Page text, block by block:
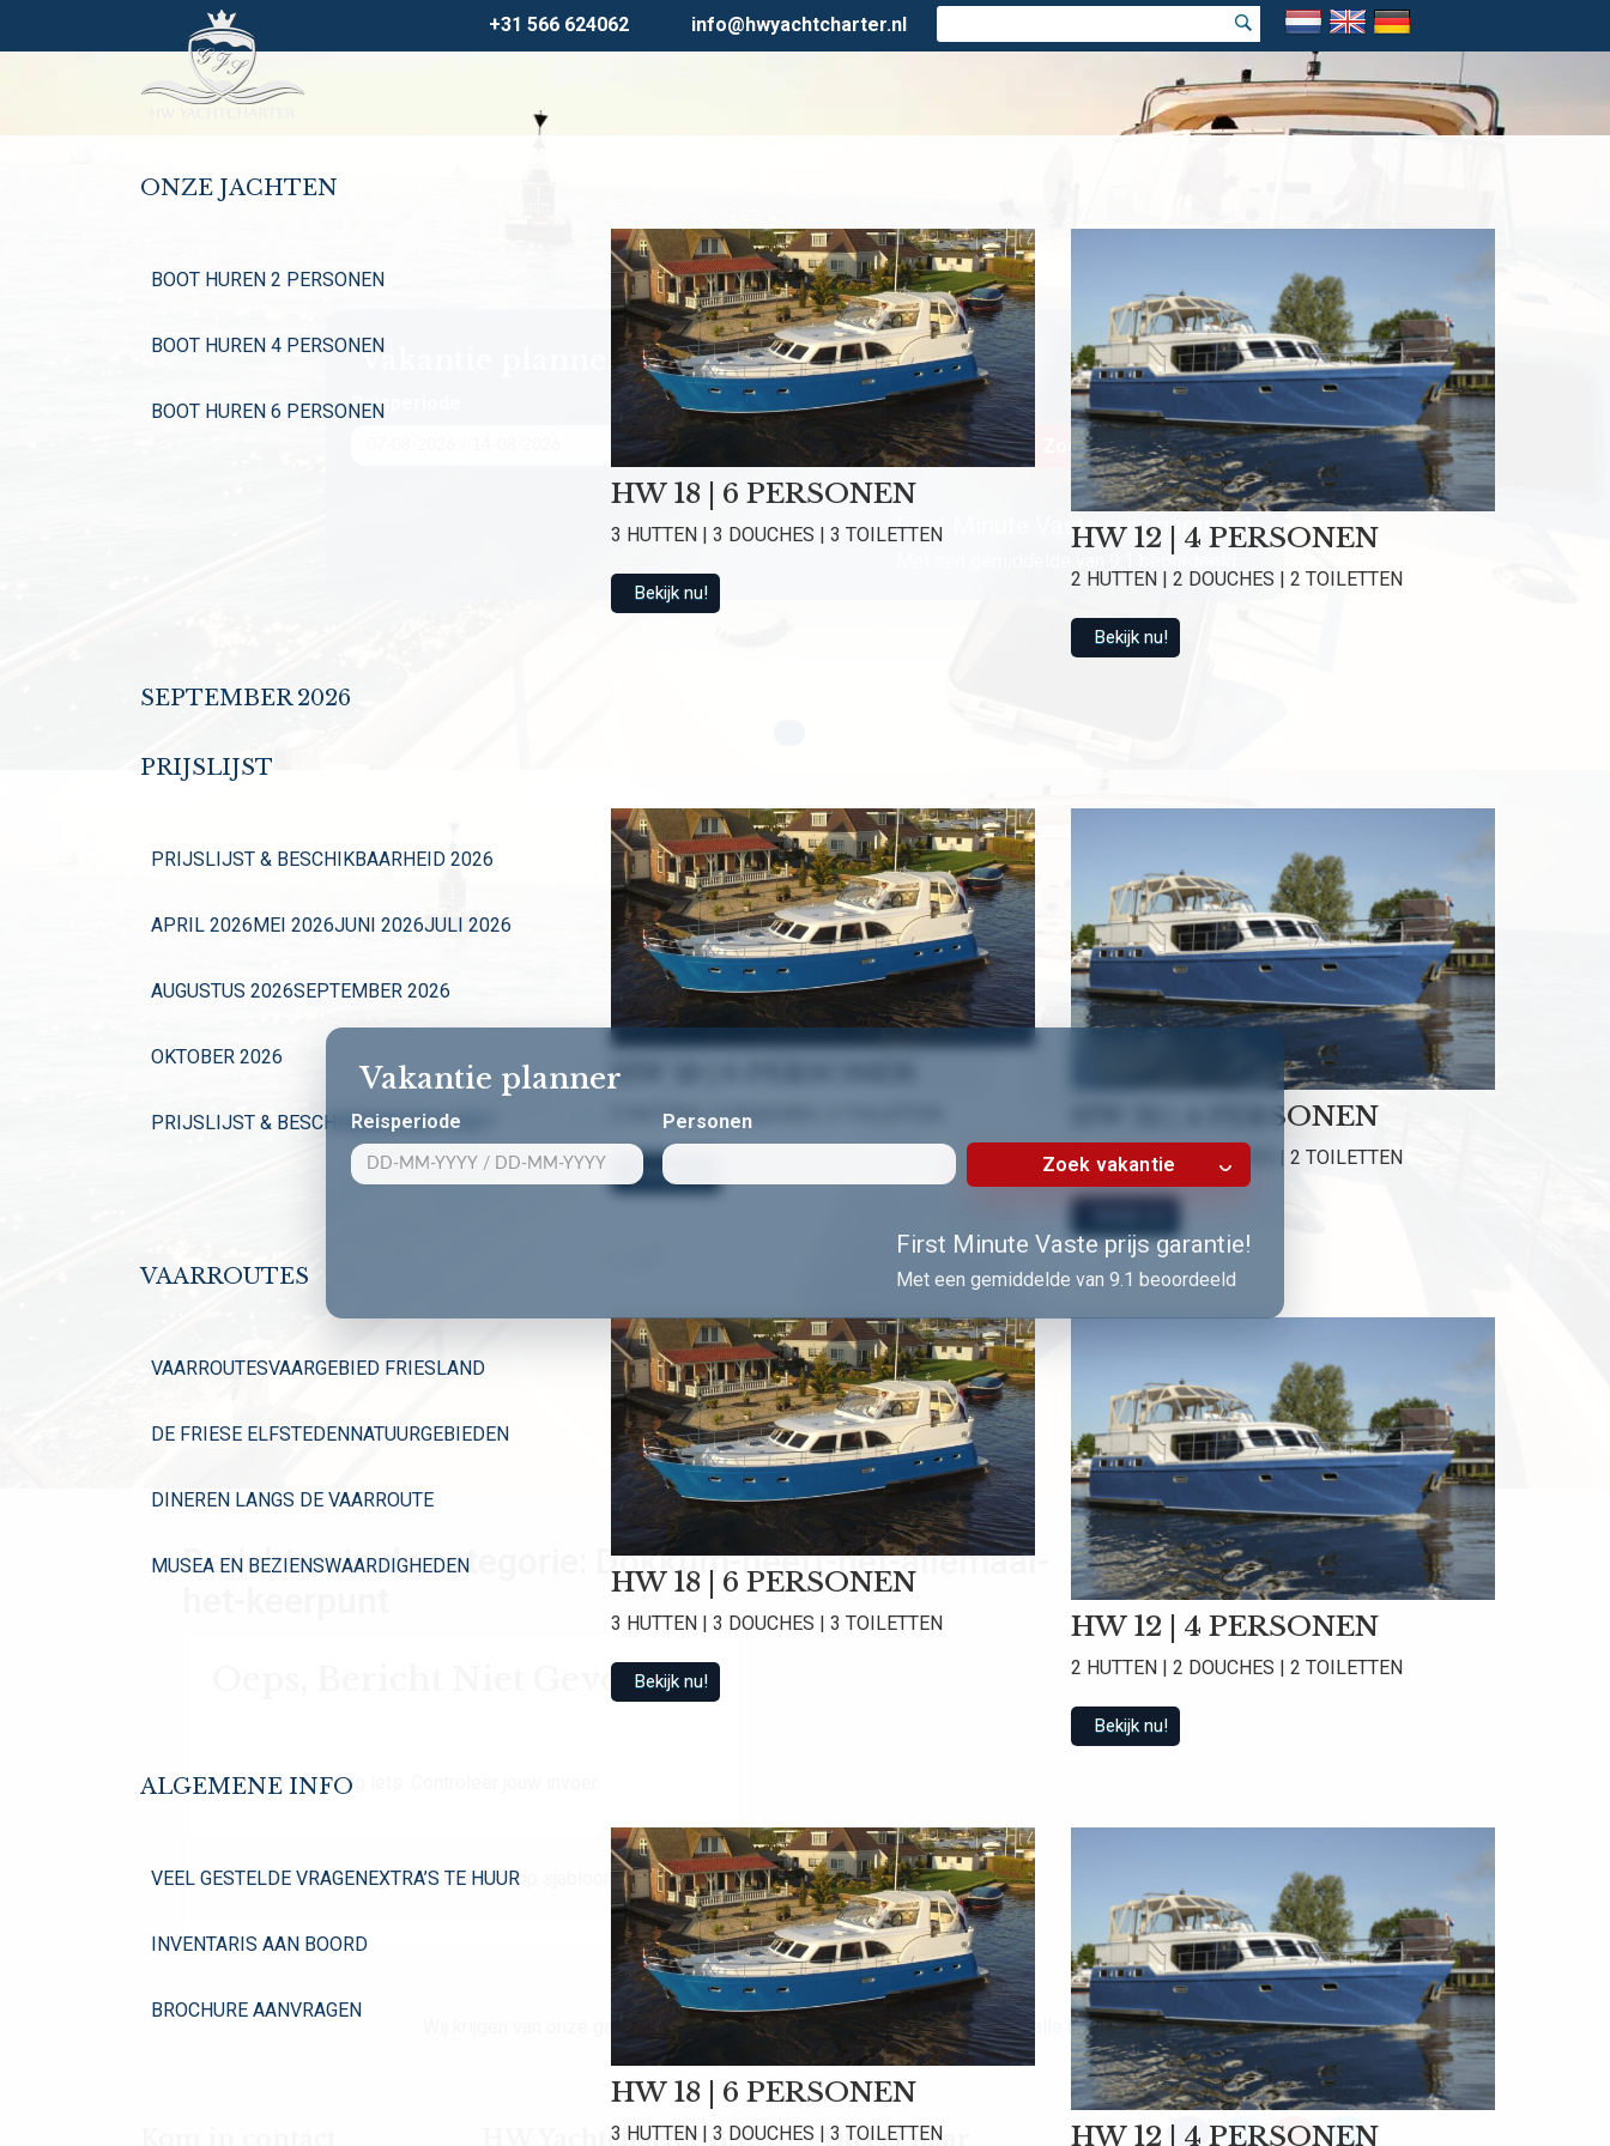
+31 566 624062 info@hwyachtcharter.nl
Vakantie planner
Reisperiode
Personen
Zoek vakantie
First Minute Vaste prijs garantie!
Met een gemiddelde van 9.1 beoordeeld
ONZE JACHTEN
BOOT HUREN 2 PERSONEN
BOOT HUREN 4 PERSONEN
BOOT HUREN 6 PERSONEN
HW 18 | 6 PERSONEN
3 HUTTEN | 3 DOUCHES | 3 TOILETTEN
Bekijk nu!
HW 12 | 4 PERSONEN
2 HUTTEN | 2 DOUCHES | 2 TOILETTEN
Bekijk nu!
SEPTEMBER 2026
PRIJSLIJST
PRIJSLIJST & BESCHIKBAARHEID 2026
APRIL 2026MEI 2026JUNI 2026JULI 2026
AUGUSTUS 2026SEPTEMBER 2026
OKTOBER 2026
PRIJSLIJST & BESCHIKBAARHEID 2027
HW 18 | 6 PERSONEN
3 HUTTEN | 3 DOUCHES | 3 TOILETTEN
Bekijk nu!
HW 12 | 4 PERSONEN
2 HUTTEN | 2 DOUCHES | 2 TOILETTEN
VAARROUTES
VAARROUTESVAARGEBIED FRIESLAND
DE FRIESE ELFSTEDEN NATUURGEBIEDEN
DINEREN LANGS DE VAARROUTE
MUSEA EN BEZIENSWAARDIGHEDEN HW 18 | 6 PERSONEN
3 HUTTEN | 3 DOUCHES | 3 TOILETTEN
Bekijk nu!
HW 12 | 4 PERSONEN
2 HUTTEN | 2 DOUCHES | 2 TOILETTEN
Bekijk nu!
ALGEMENE INFO
VEEL GESTELDE VRAGENEXTRA’S TE HUUR
INVENTARIS AAN BOORD
BROCHURE AANVRAGEN
HW 18 | 6 PERSONEN
3 HUTTEN | 3 DOUCHES | 3 TOILETTEN HW 12 | 4 PERSONEN
Vakantie planner
Reisperiode
Personen
Zoek vakantie
First Minute Vaste prijs garantie!
Met een gemiddelde van 9.1 beoordeeld
Berichten in de categorie:
Dokkum-heeft-het-allemaal-
Oeps, Bericht Niet Gevonden
Oh Oh. Er mist nog iets. Controleer jouw invoer.
Dit is de foutmelding in het archive.php sjabloon.
Wij krijgen van onze gasten een gemiddelde beoordeling van9.0 !Bekijk alle beoordelingen
HW Yachtcharter B.V. Direct naar